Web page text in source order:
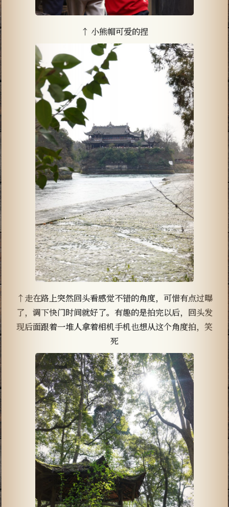
↑ 小熊帽可爱的捏
↑走在路上突然回头看感觉不错的角度，可惜有点过曝
了，调下快门时间就好了。有趣的是拍完以后，回头发
现后面跟着一堆人拿着相机手机也想从这个角度拍，笑
死